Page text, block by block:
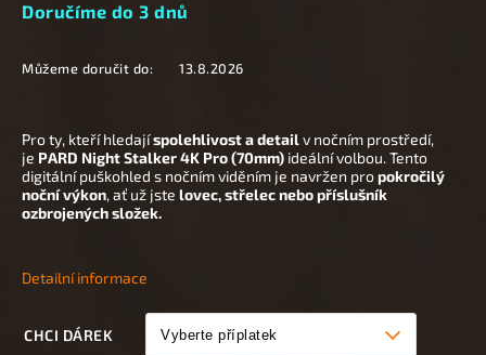
Doručíme do 3 dnů
Můžeme doručit do: 13.8.2026
CHCI DÁREK
Pro ty, kteří hledajíspolehlivost a detailv nočním prostředí,
je PARD Night Stalker 4K Pro (70mm) ideální volbou. Tento
digitální puškohled s nočním viděním je navržen propokročilý
noční výkon, ať už jste lovec, střelec nebo příslušník
ozbrojených složek.
Detailní informace